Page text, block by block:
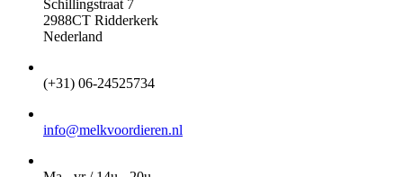
Schillingstraat 7
2988CT Ridderkerk
Nederland
(+31) 06-24525734
info@melkvoordieren.nl